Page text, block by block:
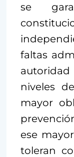
se
faltas
niveles
mayor
ese
toleran